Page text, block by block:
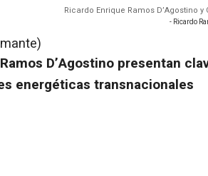
Ricardo Enrique Ramos D’Agostino y
- Ricardo
D’Agostino presentan
energéticas transnacionales